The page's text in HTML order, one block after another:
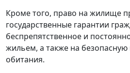
Кроме того, право на жилище
государственные гарантии
беспрепятственное и
жильем, а также на безопасную
обитания.